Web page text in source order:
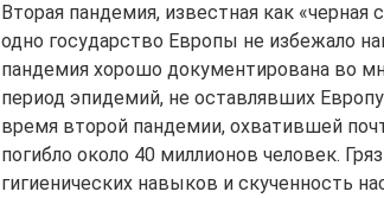
Вторая пандемия, известная как
одно государство Европы не избежало
пандемия хорошо документирована во
период эпидемий, не оставлявших
время второй пандемии, охватившей
погибло около 40 миллионов человек.
гигиенических навыков и скученность